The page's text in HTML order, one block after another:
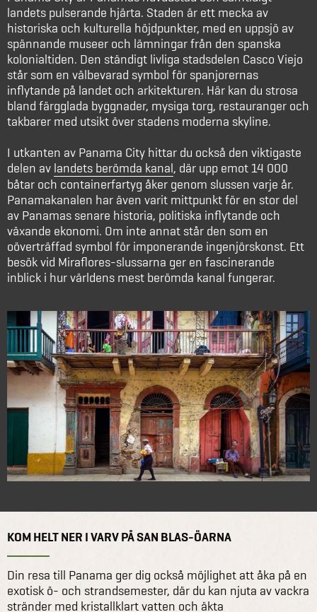
landets pulserande hjärta. Staden är ett mecka av
historiska och kulturella höjdpunkter, med en uppsjö av
spännande museer och lämningar från den spanska
kolonialtiden. Den ständigt livliga stadsdelen Casco Viejo
står som en välbevarad symbol för spanjorernas
inflytande på landet och arkitekturen. Här kan du strosa
bland färgglada byggnader, mysiga torg, restauranger och
takbarer med utsikt över stadens moderna skyline.
I utkanten av Panama City hittar du också den viktigaste
delen av landets berömda kanal, där upp emot 14 000
båtar och containerfartyg åker genom slussen varje år.
Panamakanalen har även varit mittpunkt för en stor del
av Panamas senare historia, politiska inflytande och
växande ekonomi. Om inte annat står den som en
oöverträffad symbol för imponerande ingenjörskonst. Ett
besök vid Miraflores-slussarna ger en fascinerande
inblick i hur världens mest berömda kanal fungerar.
KOM HELT NER I VARV PÅ SAN BLAS-ÖARNA
Din resa till Panama ger dig också möjlighet att åka på en
exotisk ö- och strandsemester, där du kan njuta av vackra
stränder med kristallklart vatten och äkta